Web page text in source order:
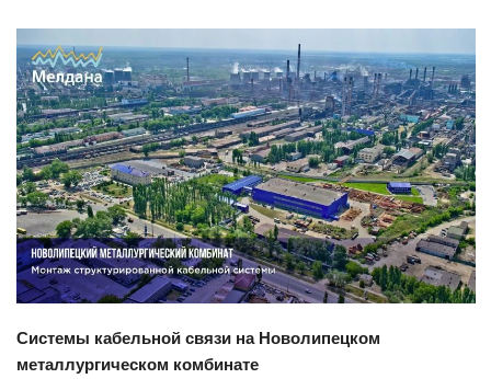
Смотреть проект
Системы кабельной связи на Новолипецком
металлургическом комбинате